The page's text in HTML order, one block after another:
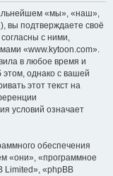
«мы», «наш»,
вы подтверждаете своё
с ними,
«www.kytoon.com».
в любое время и
однако с вашей
этот текст на
условий означает
обеспечения
«они», «программное
Limited», «phpBB